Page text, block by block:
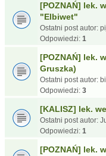
[POZNAŃ] lek.
"Elbiwet"
Ostatni post autor:
Odpowiedzi: 1
[POZNAŃ] lek.
Gruszka)
Ostatni post autor:
Odpowiedzi: 3
[KALISZ] lek.
Ostatni post autor:
Odpowiedzi: 1
[POZNAŃ] lek.